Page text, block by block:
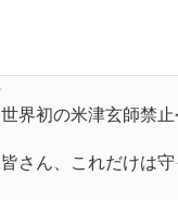
世界初の米津玄師禁止
皆さん、これだけは守